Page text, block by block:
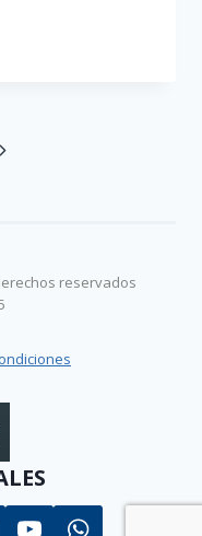
Siguiente
reservados